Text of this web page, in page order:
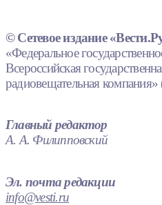
© Сетевое издание
«Федеральное
Всероссийская
радиовещательная
Главный редактор
А. А. Филипповский
Эл. почта редакции
info@vesti.ru